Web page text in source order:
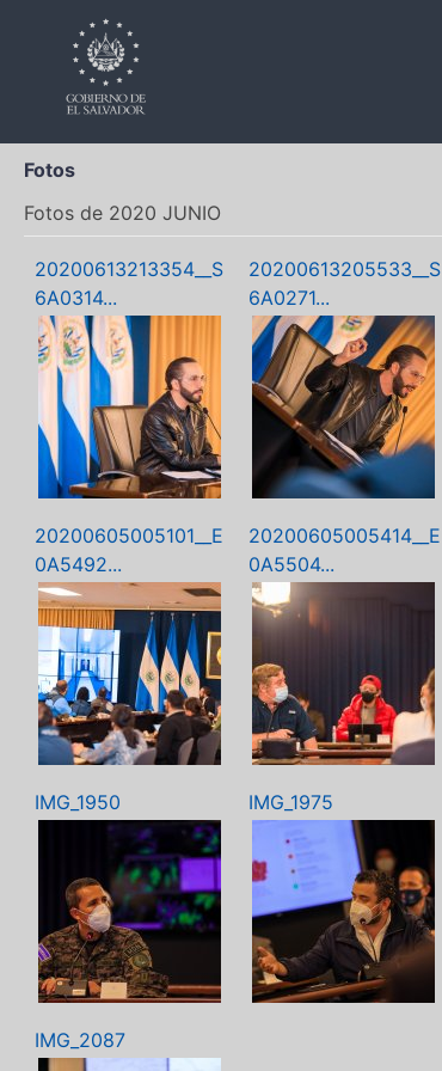
Fotos
Fotos de 2020 JUNIO
20200613213354__S
6A0314...
20200613205533__S
6A0271...
20200605005101__E
0A5492...
20200605005414__E
0A5504...
IMG_1950 IMG_1975
IMG_2087